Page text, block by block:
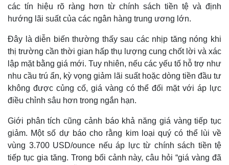
Kinh tế
Bất động sản
Khởi nghiệp
Thị trường
Giá vàng
Tiêu dùng
Tỷ giá
Giá cà phê
các tín hiệu rõ ràng hơn từ chính sách tiền tệ và định
hướng lãi suất của các ngân hàng trung ương lớn.
Đây là diễn biến thường thấy sau các nhịp tăng nóng khi
thị trường cần thời gian hấp thụ lượng cung chốt lời và xác
lập mặt bằng giá mới. Tuy nhiên, nếu các yếu tố hỗ trợ như
nhu cầu trú ẩn, kỳ vọng giảm lãi suất hoặc dòng tiền đầu tư
không được củng cố, giá vàng có thể đối mặt với áp lực
điều chỉnh sâu hơn trong ngắn hạn.
Giới phân tích cũng cảnh báo khả năng giá vàng tiếp tục
giảm. Một số dự báo cho rằng kim loại quý có thể lùi về
vùng 3.700 USD/ounce nếu áp lực từ chính sách tiền tệ
tiếp tục gia tăng. Trong bối cảnh này, câu hỏi “giá vàng đã